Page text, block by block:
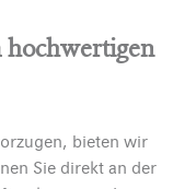
bieten wir
Sie direkt an der